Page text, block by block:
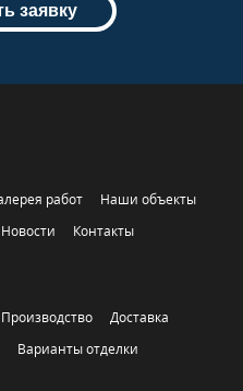
заявку
работ
Наши объекты
Новости Контакты
Производство
Доставка
Варианты отделки